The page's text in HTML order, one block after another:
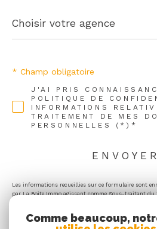
votre
agence
Choisir votre agence
J'AI PRIS
POLITIQUE DE
INFORMATIONS
TRAITEMENT DE MES
PERSONNELLES (*)*
* Champ obligatoire
ENVOYER
Les informations recueillies sur ce formulaire sont
par La Boite Immo agissant comme Sous-traitant du
clientèle/prospects de l'Agence / du Réseau qui reste
Données personnelles. La base légale du traitement
du Réseau. Elles sont conservées jusqu'à demande
Comme beaucoup,